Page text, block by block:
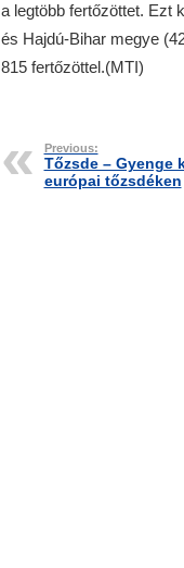
a legtöbb fertőzöttet. Ezt
és Hajdú-Bihar megye
815 fertőzöttel.(MTI)
Previous:
Tőzsde – Gyenge
európai tőzsdéken